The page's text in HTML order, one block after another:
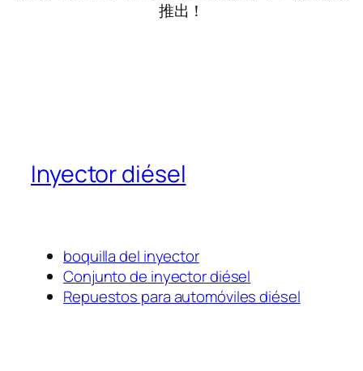
推出！
Inyector diésel
boquilla del inyector
Conjunto de inyector diésel
Repuestos para automóviles diésel